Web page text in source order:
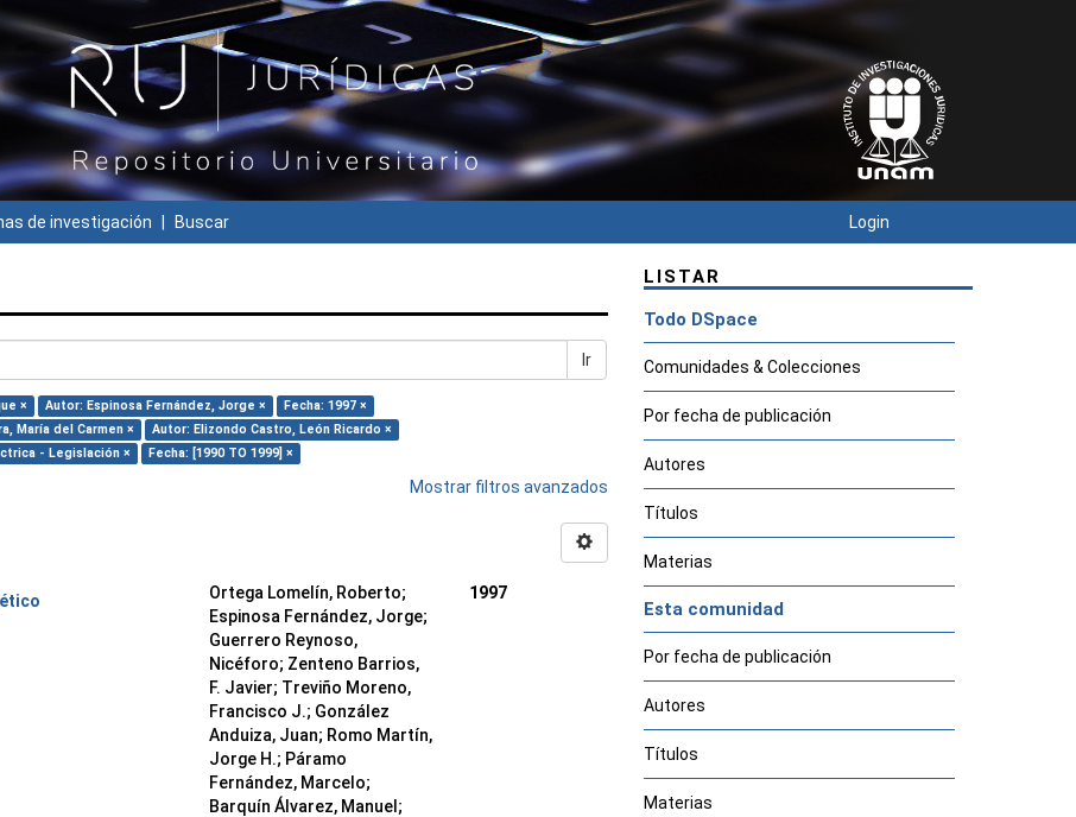
de investigación Buscar Login
Ir
× Autor: Espinosa Fernández, Jorge ×
Fecha: 1997 ×
María del Carmen ×
Autor: Elizondo Castro, León Ricardo ×
- Legislación × Fecha: [1990 TO 1999] ×
Mostrar filtros avanzados
Ortega Lomelín, Roberto;
Espinosa Fernández, Jorge;
Guerrero Reynoso,
Nicéforo; Zenteno Barrios,
F. Javier; Treviño Moreno,
Francisco J.; González
Anduiza, Juan; Romo Martín,
Jorge H.; Páramo
Fernández, Marcelo;
Barquín Álvarez, Manuel;
1997
LISTAR
Todo DSpace
Comunidades & Colecciones
Por fecha de publicación
Autores
Títulos
Materias
Esta comunidad
Por fecha de publicación
Autores
Títulos
Materias